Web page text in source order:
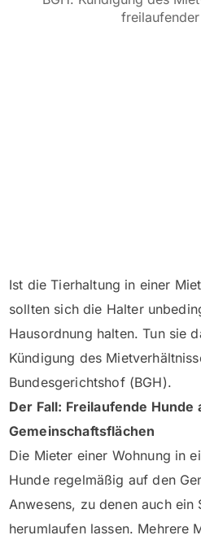
Ist die Tierhaltung in einer
sollten sich die Halter
Hausordnung halten. Tun sie
Kündigung des
Bundesgerichtshof (BGH).
Der Fall: Freilaufende Hunde
Gemeinschaftsflächen
Die Mieter einer Wohnung in
Hunde regelmäßig auf den
Anwesens, zu denen auch
herumlaufen lassen. Mehrere